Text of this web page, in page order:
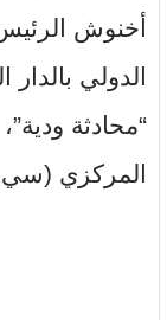
أخنوش
الدولي
“محادثة
المركزي